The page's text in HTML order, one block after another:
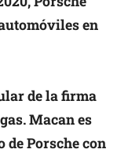
en
de la firma
Macan es
de Porsche con